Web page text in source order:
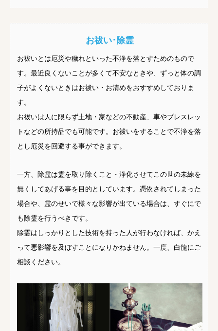
お祓い･除霊
お祓いとは厄災や穢れといった不浄を落とすためのもので
す。最近良くないことが多くて不安なときや、ずっと体の調
子がよくないときはお祓い・お清めをおすすめしておりま
す。
お祓いは人に限らず土地・家などの不動産、車やブレスレッ
トなどの所持品でも可能です。お祓いをすることで不浄を落
とし厄災を回避する事ができます。
一方、除霊は霊を取り除くこと・浄化させてこの世の未練を
無くしてあげる事を目的としています。憑依されてしまった
場合や、霊のせいで様々な影響が出ている場合は、すぐにで
も除霊を行うべきです。
除霊はしっかりとした技術を持った人が行わなければ、かえ
って悪影響を及ぼすことになりかねません。一度、白龍にご
相談ください。